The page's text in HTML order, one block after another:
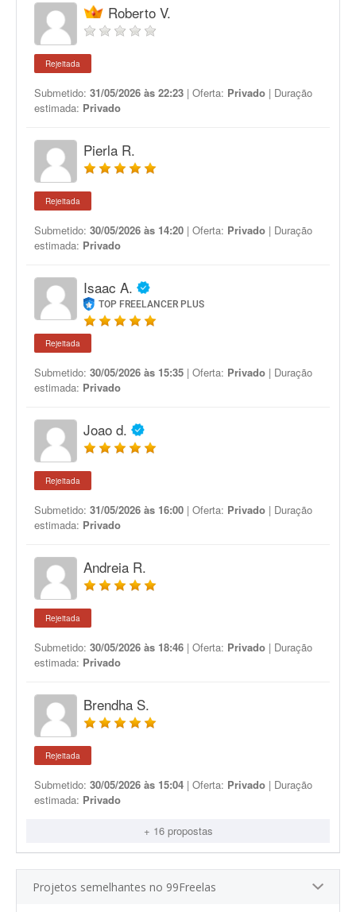
Roberto V.
Rejeitada
Submetido: 31/05/2026 às 22:23 | Oferta: Privado | Duração
estimada: Privado
Pierla R.
Rejeitada
Submetido: 30/05/2026 às 14:20 | Oferta: Privado | Duração
estimada: Privado
Isaac A.
TOP FREELANCER PLUS
Rejeitada
Submetido: 30/05/2026 às 15:35 | Oferta: Privado | Duração
estimada: Privado
Joao d.
Rejeitada
Submetido: 31/05/2026 às 16:00 | Oferta: Privado | Duração
estimada: Privado
Andreia R.
Rejeitada
Submetido: 30/05/2026 às 18:46 | Oferta: Privado | Duração
estimada: Privado
Brendha S.
Rejeitada
Submetido: 30/05/2026 às 15:04 | Oferta: Privado | Duração
estimada: Privado
+ 16 propostas
Projetos semelhantes no 99Freelas